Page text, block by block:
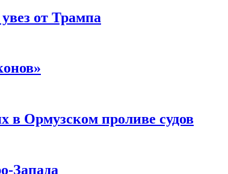
от Трампа
в Ормузском проливе судов
Запада